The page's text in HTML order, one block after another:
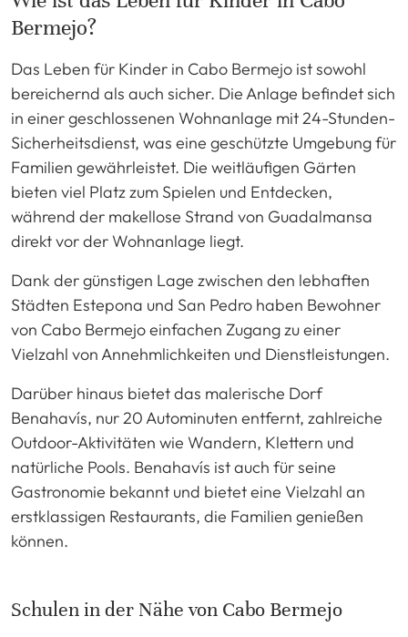
Bermejo?
Das Leben für Kinder in Cabo Bermejo ist sowohl
bereichernd als auch sicher. Die Anlage befindet sich
in einer geschlossenen Wohnanlage mit 24-Stunden-
Sicherheitsdienst, was eine geschützte Umgebung für
Familien gewährleistet. Die weitläufigen Gärten
bieten viel Platz zum Spielen und Entdecken,
während der makellose Strand von Guadalmansa
direkt vor der Wohnanlage liegt.
Dank der günstigen Lage zwischen den lebhaften
Städten Estepona und San Pedro haben Bewohner
von Cabo Bermejo einfachen Zugang zu einer
Vielzahl von Annehmlichkeiten und Dienstleistungen.
Darüber hinaus bietet das malerische Dorf
Benahavís, nur 20 Autominuten entfernt, zahlreiche
Outdoor-Aktivitäten wie Wandern, Klettern und
natürliche Pools. Benahavís ist auch für seine
Gastronomie bekannt und bietet eine Vielzahl an
erstklassigen Restaurants, die Familien genießen
können.
Schulen in der Nähe von Cabo Bermejo